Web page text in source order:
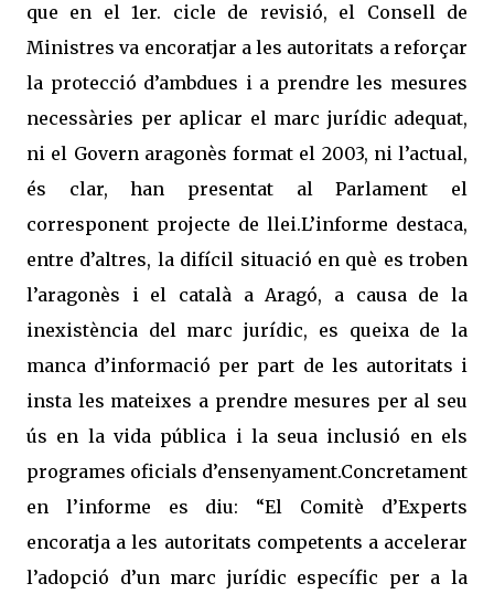
que en el 1er. cicle de revisió, el Consell de
Ministres va encoratjar a les autoritats a reforçar
la protecció d’ambdues i a prendre les mesures
necessàries per aplicar el marc jurídic adequat,
ni el Govern aragonès format el 2003, ni l’actual,
és clar, han presentat al Parlament el
corresponent projecte de llei.L’informe destaca,
entre d’altres, la difícil situació en què es troben
l’aragonès i el català a Aragó, a causa de la
inexistència del marc jurídic, es queixa de la
manca d’informació per part de les autoritats i
insta les mateixes a prendre mesures per al seu
ús en la vida pública i la seua inclusió en els
programes oficials d’ensenyament.Concretament
en l’informe es diu: “El Comitè d’Experts
encoratja a les autoritats competents a accelerar
l’adopció d’un marc jurídic específic per a la